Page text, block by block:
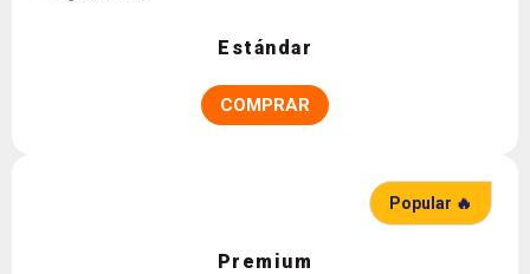
Estándar
COMPRAR
Popular 🔥
Premium